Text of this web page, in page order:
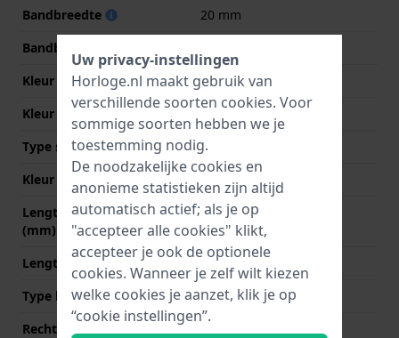
Bandbreedte
20 mm
Bandbreedte bij sluiting
Kleur Band
Bruin
Kleur stiksel
Bruin
Type sluiting
Gesp vouwsluiting
Kleur sluiting
Lengte band op 12 uur
(mm)
65 mm
Lengte band op 6 uur (mm) 135 mm
Type bevestiging
Bandpennen
Rechte bandaanzet
Uw privacy-instellingen
Horloge.nl maakt gebruik van
verschillende soorten cookies. Voor
sommige soorten hebben we je
toestemming nodig.
De noodzakelijke cookies en
anonieme statistieken zijn altijd
automatisch actief; als je op
"accepteer alle cookies" klikt,
accepteer je ook de optionele
cookies. Wanneer je zelf wilt kiezen
welke cookies je aanzet, klik je op
“cookie instellingen”.